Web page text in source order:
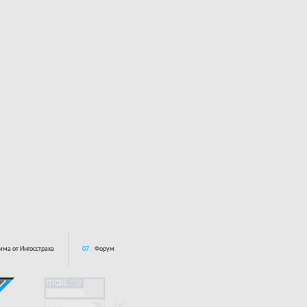
от Ингосстраха 07. Форум